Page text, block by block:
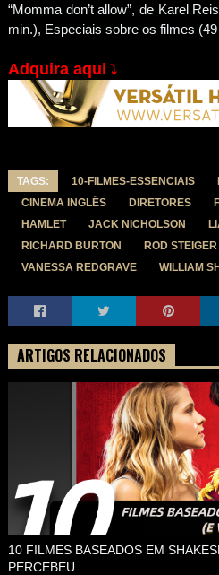
“Momma don’t allow”, de Karel
min.), Especiais sobre os filmes
Adquira aqui ⤵
TAGS: 10-FILMES-ESSENCIAIS
CINEMA INGLÊS
DIRETORES
HAMLET
JACK NICHOLSON
RICHARD BURTON
ROD STEIGER
VANESSA REDGRAVE
WILLIAM
ARTIGOS RELACIONADOS
10 FILMES BASEADOS EM
PERCEBEU